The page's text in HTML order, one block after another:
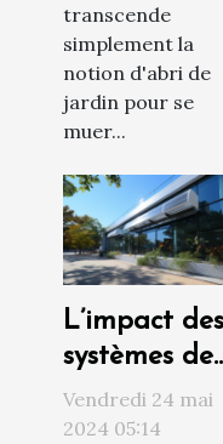
transcende
simplement la
notion d'abri de
jardin pour se
muer...
L’impact des
systèmes de
climatisation
sur le design
Vendredi 24 mai
2024 05:14